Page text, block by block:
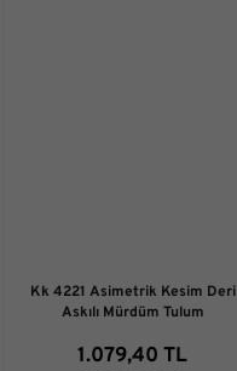
Kk 4221 Asimetrik Kesim Deri
Askılı Mürdüm Tulum
1.079,40 TL